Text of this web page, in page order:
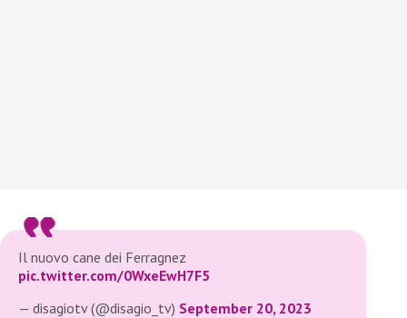
Il nuovo cane dei Ferragnez
pic.twitter.com/0WxeEwH7F5
— disagiotv (@disagio_tv) September 20, 2023